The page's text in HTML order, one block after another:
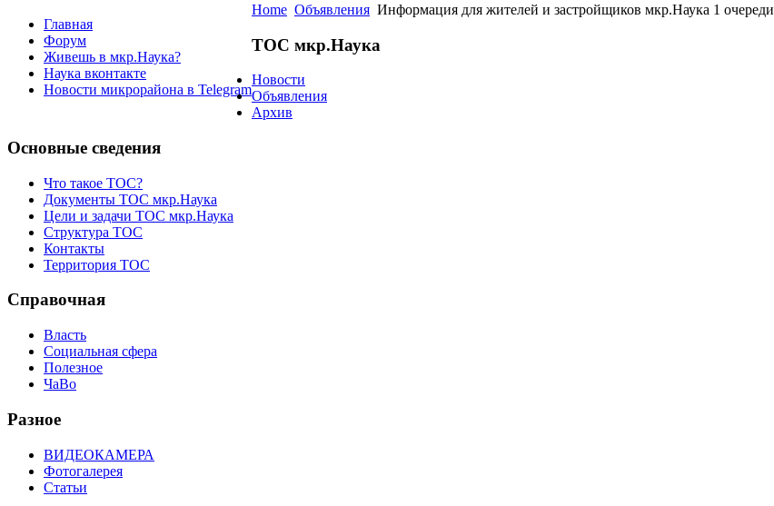
Главная
Форум
Живешь в мкр.Наука?
Наука вконтакте
Новости микрорайона в Telegram
Home Объявления Информация для жителей и застройщиков мкр.Наука 1 очереди
ТОС мкр.Наука
Новости
Объявления
Архив
Основные сведения
Что такое ТОС?
Документы ТОС мкр.Наука
Цели и задачи ТОС мкр.Наука
Структура ТОС
Контакты
Территория ТОС
Справочная
Власть
Социальная сфера
Полезное
ЧаВо
Разное
ВИДЕОКАМЕРА
Фотогалерея
Статьи